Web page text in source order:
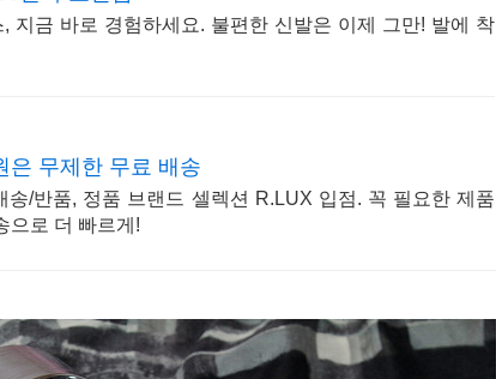
지금 바로 경험하세요. 불편한 신발은 이제 그만! 발에 착
은 무제한 무료 배송
송/반품, 정품 브랜드 셀렉션 R.LUX 입점. 꼭 필요한 제품
으로 더 빠르게!